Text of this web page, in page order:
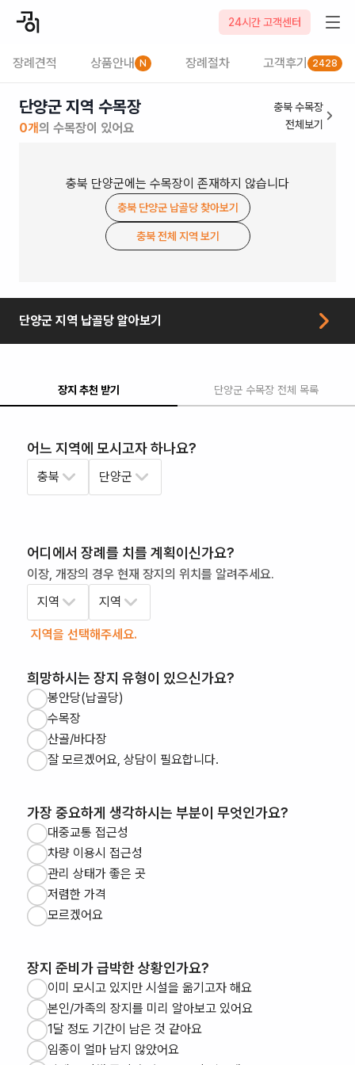
24시간 고객센터
장례견적 상품안내 N 장례절차 고객후기 2428
단양군 지역 수목장
0개의 수목장이 있어요
충북수목장
전체보기
충북 단양군에는 수목장이 존재하지 않습니다
충북 단양군 납골당찾아보기
충북전체 지역 보기
단양군 지역 납골당 알아보기
장지 추천 받기 단양군 수목장 전체 목록
어느 지역에 모시고자 하나요?
충북 단양군
어디에서 장례를 치를 계획이신가요?
이장, 개장의 경우 현재 장지의 위치를 알려주세요.
지역
지역
지역을 선택해주세요.
희망하시는 장지 유형이 있으신가요?
봉안당(납골당)
수목장
산골/바다장
잘 모르겠어요, 상담이 필요합니다.
가장 중요하게 생각하시는 부분이 무엇인가요?
대중교통 접근성
차량 이용시 접근성
관리 상태가 좋은 곳
저렴한 가격
모르겠어요
장지 준비가 급박한 상황인가요?
이미 모시고 있지만 시설을 옮기고자 해요
본인/가족의 장지를 미리 알아보고 있어요
1달 정도 기간이 남은 것 같아요
임종이 얼마 남지 않았어요